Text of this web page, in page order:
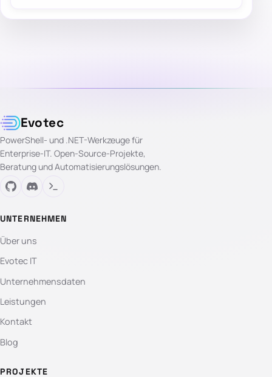
Evotec
PowerShell- und .NET-Werkzeuge für
Enterprise-IT. Open-Source-Projekte,
Beratung und Automatisierungslösungen.
UNTERNEHMEN
Über uns
Evotec IT
Unternehmensdaten
Leistungen
Kontakt
Blog
PROJEKTE